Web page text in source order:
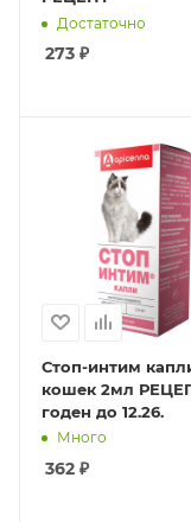
Достаточно
273 ₽
Стоп-интим
кошек 2мл
годен до 12.26.
Много
362 ₽